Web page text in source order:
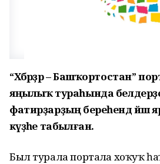
“Хәбәрҙәр – Башҡортостан”
яңылыҡ тураһында
фатирҙарҙың береһендә
кәүҙәһе табылған.
Был турала порталға хоҡуҡ